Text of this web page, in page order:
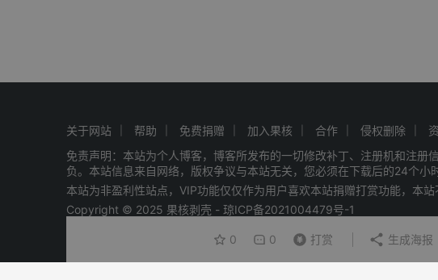
0 0 打赏 生成海报
关于网站 帮助 免费捐赠 加入果核 合作 侵权删除
免责声明：本站为个人博客，博客所发布的一切修改补丁、注册机和注
负。本站信息来自网络，版权争议与本站无关，您必须在下载后的24个
本站为非盈利性站点，VIP功能仅仅作为用户喜欢本站捐赠打赏功能，本站
Copyright © 2025 果核剥壳 - 琼ICP备2021004479号-1